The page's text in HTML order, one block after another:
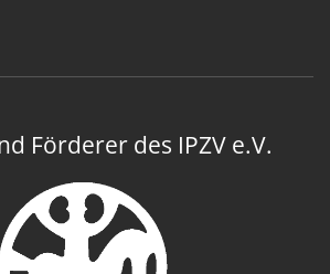
Förderer des IPZV e.V.